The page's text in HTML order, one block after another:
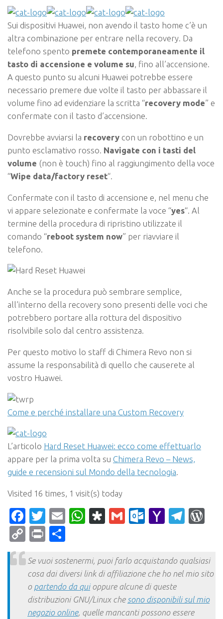
Sui dispositivi Huawei, non avendo il tasto home c’è un
altra combinazione per entrare nella recovery. Da
telefono spento premete contemporaneamente il
tasto di accensione e volume su, fino all’accensione.
A questo punto su alcuni Huawei potrebbe essere
necessario premere due volte il tasto per abbassare il
volume fino ad evidenziare la scritta “recovery mode” e
confermate con il tasto d’accensione.
Dovrebbe avviarsi la recovery con un robottino e un
punto esclamativo rosso. Navigate con i tasti del
volume (non è touch) fino al raggiungimento della voce
“Wipe data/factory reset“.
Confermate con il tasto di accensione e, nel menu che
vi appare selezionate e confermate la voce “yes“. Al
termine della procedura di ripristino utilizzate il
comando “reboot system now” per riavviare il
telefono.
Anche se la procedura può sembrare semplice,
all’interno della recovery sono presenti delle voci che
potrebbero portare alla rottura del dispositivo
risolvibile solo dal centro assistenza.
Per questo motivo lo staff di Chimera Revo non si
assume la responsabilità di quello che causerete al
vostro Huawei.
Come e perché installare una Custom Recovery
L’articolo Hard Reset Huawei: ecco come effettuarlo
appare per la prima volta su Chimera Revo – News,
guide e recensioni sul Mondo della tecnologia.
Visited 16 times, 1 visit(s) today
Facebook
Twitter
EmailWhatsApp
Diaspora
Gmail Yahoo
CopyPrint
Se vuoi sostenermi, puoi farlo acquistando qualsiasi
cosa dai diversi link di affiliazione che ho nel mio sito
o partendo da quioppure alcune di queste
distribuzioni GNU/Linux che sono disponibili sul mio
negozio online, quelle mancanti possono essere